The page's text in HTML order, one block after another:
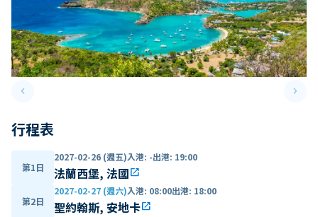
keyboard_arrow_leftPrevious slide keyboard_arrow_right
行程表
第1日
2027-02-26 (週五)入港: -出港: 19:00
法蘭西堡, 法國open_in_new
第2日
2027-02-27 (週六)入港: 08:00出港: 18:00
聖約翰斯, 安地卡open_in_new